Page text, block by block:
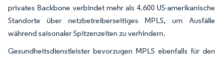
privates Backbone verbindet mehr als 4.600 US-amerikanische
Standorte über netzbetreiberseitiges MPLS, um Ausfälle
während saisonaler Spitzenzeiten zu verhindern.
Gesundheitsdienstleister bevorzugen MPLS ebenfalls für den